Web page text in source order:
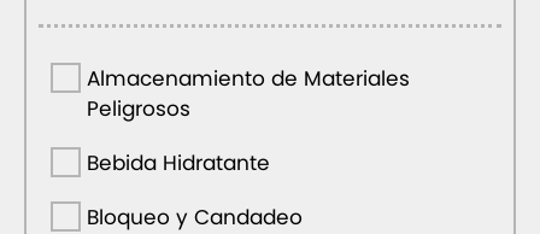
Almacenamiento de Materiales
Peligrosos
Bebida Hidratante
Bloqueo y Candadeo